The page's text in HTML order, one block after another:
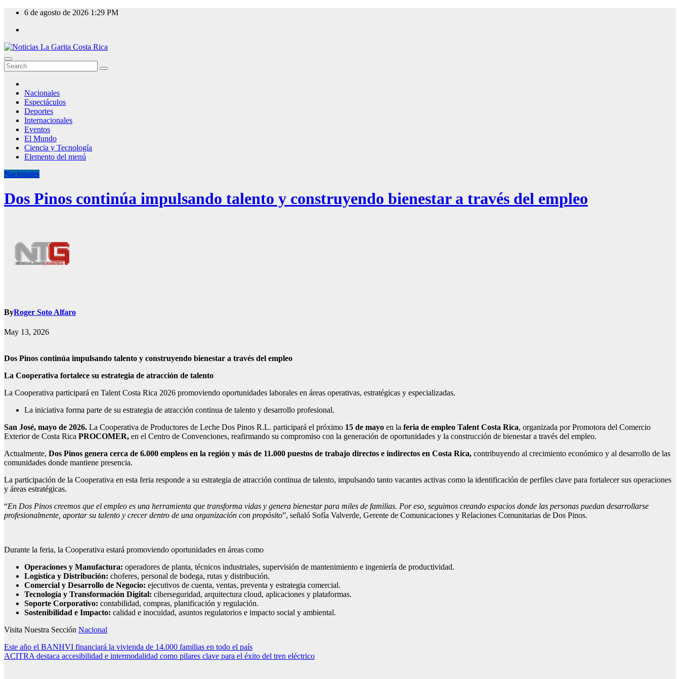
Skip
content
6 de agosto de 2026 1:29 PM
Nacionales
Espectáculos
Deportes
Internacionales
Eventos
El Mundo
Ciencia y Tecnología
Elemento del menú
Nacionales
Dos Pinos continúa impulsando talento y construyendo bienestar a través del empleo
ByRoger Soto Alfaro
May 13, 2026
Dos Pinos continúa impulsando talento y construyendo bienestar a través del empleo
La Cooperativa fortalece su estrategia de atracción de talento
La Cooperativa participará en Talent Costa Rica 2026 promoviendo oportunidades laborales en áreas operativas, estratégicas y especializadas.
La iniciativa forma parte de su estrategia de atracción continua de talento y desarrollo profesional.
San José, mayo de 2026. La Cooperativa de Productores de Leche Dos Pinos R.L. participará el próximo 15 de mayo en la feria de empleo Talent Costa Rica, organizada por Promotora del Comercio
Exterior de Costa Rica PROCOMER, en el Centro de Convenciones, reafirmando su compromiso con la generación de oportunidades y la construcción de bienestar a través del empleo.
Actualmente, Dos Pinos genera cerca de 6.000 empleos en la región y más de 11.000 puestos de trabajo directos e indirectos en Costa Rica, contribuyendo al crecimiento económico y al desarrollo de las
comunidades donde mantiene presencia.
La participación de la Cooperativa en esta feria responde a su estrategia de atracción continua de talento, impulsando tanto vacantes activas como la identificación de perfiles clave para fortalecer sus operaciones
y áreas estratégicas.
“En Dos Pinos creemos que el empleo es una herramienta que transforma vidas y genera bienestar para miles de familias. Por eso, seguimos creando espacios donde las personas puedan desarrollarse
profesionalmente, aportar su talento y crecer dentro de una organización con propósito”, señaló Sofía Valverde, Gerente de Comunicaciones y Relaciones Comunitarias de Dos Pinos.
Durante la feria, la Cooperativa estará promoviendo oportunidades en áreas como
Operaciones y Manufactura: operadores de planta, técnicos industriales, supervisión de mantenimiento e ingeniería de productividad.
Logística y Distribución: choferes, personal de bodega, rutas y distribución.
Comercial y Desarrollo de Negocio: ejecutivos de cuenta, ventas, preventa y estrategia comercial.
Tecnología y Transformación Digital: ciberseguridad, arquitectura cloud, aplicaciones y plataformas.
Soporte Corporativo: contabilidad, compras, planificación y regulación.
Sostenibilidad e Impacto: calidad e inocuidad, asuntos regulatorios e impacto social y ambiental.
Visita Nuestra Sección Nacional
Navegación
de
Este año el BANHVI financiará la vivienda de 14.000 familias en todo el país
ACITRA destaca accesibilidad e intermodalidad como pilares clave para el éxito del tren eléctrico